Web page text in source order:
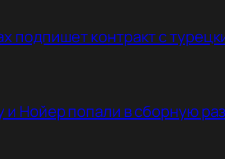
подпишет контракт с
и Нойер попали в сборную